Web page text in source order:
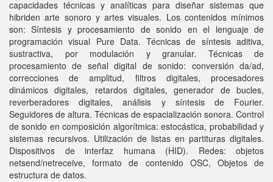
capacidades técnicas y analíticas para diseñar sistemas que
hibriden arte sonoro y artes visuales. Los contenidos mínimos
son: Síntesis y procesamiento de sonido en el lenguaje de
programación visual Pure Data. Técnicas de síntesis aditiva,
sustractiva, por modulación y granular. Técnicas de
procesamiento de señal digital de sonido: conversión da/ad,
correcciones de amplitud, filtros digitales, procesadores
dinámicos digitales, retardos digitales, generador de bucles,
reverberadores digitales, análisis y síntesis de Fourier.
Seguidores de altura. Técnicas de espacialización sonora. Control
de sonido en composición algorítmica: estocástica, probabilidad y
sistemas recursivos. Utilización de listas en partituras digitales.
Dispositivos de interfaz humana (HID). Redes: objetos
netsend/netreceive, formato de contenido OSC, Objetos de
estructura de datos.